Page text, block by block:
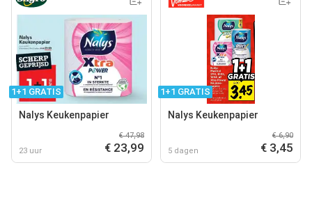
1+1 GRATIS
Nalys Keukenpapier
23 uur
€ 47,98
€ 23,99
1+1 GRATIS
Nalys Keukenpapier
5 dagen
€ 6,90
€ 3,45